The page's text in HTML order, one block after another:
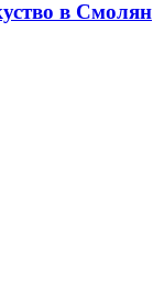
в Смолян